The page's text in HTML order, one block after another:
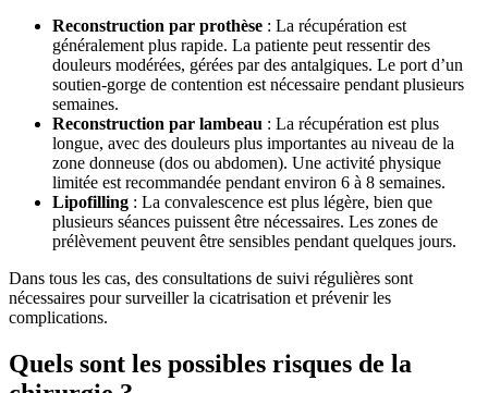
Reconstruction par prothèse : La récupération est
généralement plus rapide. La patiente peut ressentir des
douleurs modérées, gérées par des antalgiques. Le port d’un
soutien-gorge de contention est nécessaire pendant plusieurs
semaines.
Reconstruction par lambeau : La récupération est plus
longue, avec des douleurs plus importantes au niveau de la
zone donneuse (dos ou abdomen). Une activité physique
limitée est recommandée pendant environ 6 à 8 semaines.
Lipofilling : La convalescence est plus légère, bien que
plusieurs séances puissent être nécessaires. Les zones de
prélèvement peuvent être sensibles pendant quelques jours.
Dans tous les cas, des consultations de suivi régulières sont
nécessaires pour surveiller la cicatrisation et prévenir les
complications.
Quels sont les possibles risques de la